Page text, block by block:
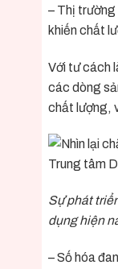
– Thị trường
khiến chất
Với tư cách
các dòng
chất lượng,
Trung tâm
Sự phát
dụng hiện
– Số hóa